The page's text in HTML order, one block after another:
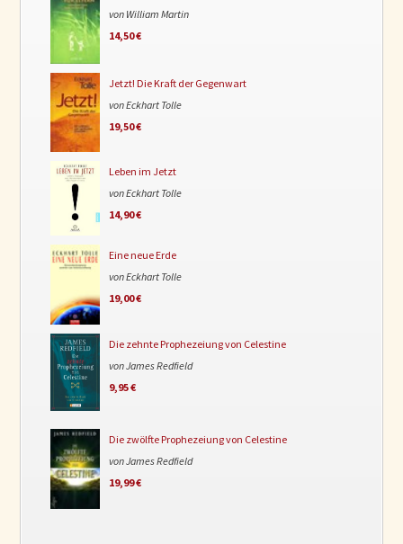
von William Martin
14,50 €
Jetzt! Die Kraft der Gegenwart
von Eckhart Tolle
19,50 €
Leben im Jetzt
von Eckhart Tolle
14,90 €
Eine neue Erde
von Eckhart Tolle
19,00 €
Die zehnte Prophezeiung von Celestine
von James Redfield
9,95 €
Die zwölfte Prophezeiung von Celestine
von James Redfield
19,99 €